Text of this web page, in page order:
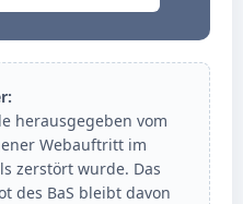
herausgegeben vom
Webauftritt im
zerstört wurde. Das
des BaS bleibt davon